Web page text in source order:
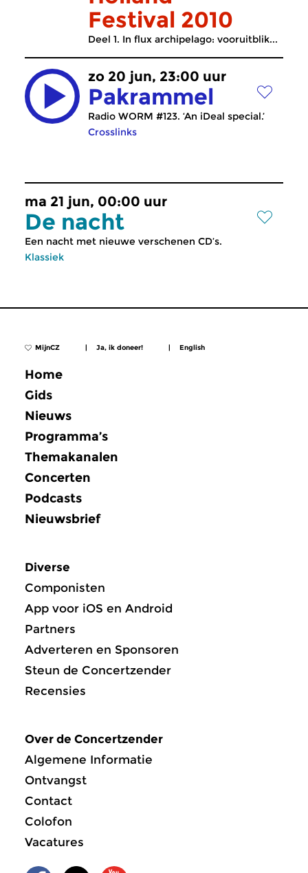
Festival 2010
Deel 1. In flux archipelago: vooruitblik...
zo 20 jun, 23:00 uur
Pakrammel
Radio WORM #123. ‘An iDeal special.’
Crosslinks
ma 21 jun, 00:00 uur
De nacht
Een nacht met nieuwe verschenen CD’s.
Klassiek
MijnCZ | Ja, ik doneer! | English
Home
Gids
Nieuws
Programma’s
Themakanalen
Concerten
Podcasts
Nieuwsbrief
Diverse
Componisten
App voor iOS en Android
Partners
Adverteren en Sponsoren
Steun de Concertzender
Recensies
Over de Concertzender
Algemene Informatie
Ontvangst
Contact
Colofon
Vacatures